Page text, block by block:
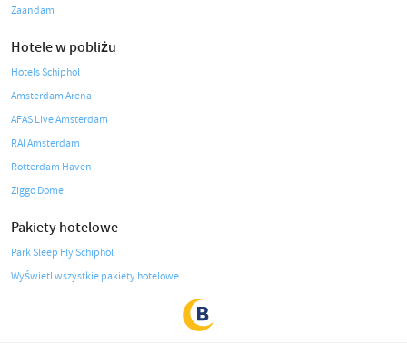
Zaandam
Hotele w pobliżu
Hotels Schiphol
Amsterdam Arena
AFAS Live Amsterdam
RAI Amsterdam
Rotterdam Haven
Ziggo Dome
Pakiety hotelowe
Park Sleep Fly Schiphol
Wyświetl wszystkie pakiety hotelowe